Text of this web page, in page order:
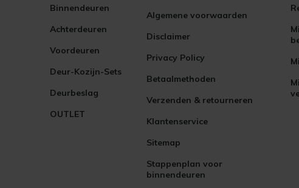
Binnendeuren
Achterdeuren
Voordeuren
Deur-Kozijn-Sets
Deurbeslag
OUTLET
Algemene voorwaarden
Disclaimer
Privacy Policy
Betaalmethoden
Verzenden & retourneren
Klantenservice
Sitemap
Stappenplan voor
binnendeuren